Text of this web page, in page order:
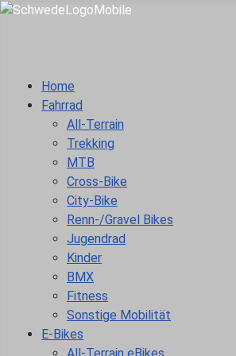
Home
Fahrrad
All-Terrain
Trekking
MTB
Cross-Bike
City-Bike
Renn-/Gravel Bikes
Jugendrad
Kinder
BMX
Fitness
Sonstige Mobilität
E-Bikes